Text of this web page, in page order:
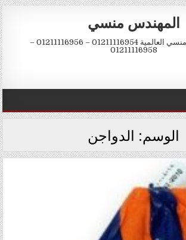
المهندس منسي
ماركة المهندس منسي العالمية 01211116954 – 01211116956 –
01211116958
الوسم: الدواجن